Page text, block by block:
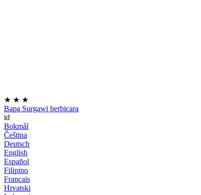
★ ★ ★
Bapa Surgawi berbicara
id
Bokmål
Čeština
Deutsch
English
Español
Filipino
Français
Hrvatski